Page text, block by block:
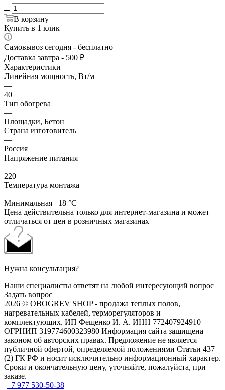
В корзину
Купить в 1 клик
Самовывоз сегодня - бесплатно
Доставка завтра - 500 ₽
Характеристики
Линейная мощность, Вт/м
—
40
Тип обогрева
—
Площадки, Бетон
Страна изготовитель
—
Россия
Напряжение питания
—
220
Температура монтажа
—
Минимальная –18 °С
Цена действительна только для интернет-магазина и может
отличаться от цен в розничных магазинах
Нужна консультация?
Наши специалисты ответят на любой интересующий вопрос
Задать вопрос
2026 © OBOGREV SHOP - продажа теплых полов,
нагревательных кабелей, терморегуляторов и
комплектующих. ИП Фещенко И. А. ИНН 772407924910
ОГРНИП 319774600323980 Информация сайта защищена
законом об авторских правах. Предложение не является
публичной офертой, определяемой положениями Статьи 437
(2) ГК РФ и носит исключительно информационный характер.
Сроки и окончательную цену, уточняйте, пожалуйста, при
заказе.
+7 977 530-50-38